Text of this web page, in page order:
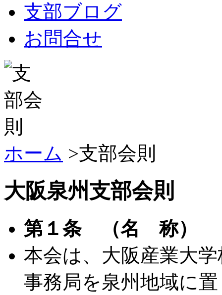
支部ブログ
お問合せ
ホーム >支部会則
大阪泉州支部会則
第１条 （名 称）
本会は、大阪産業大
事務局を泉州地域に